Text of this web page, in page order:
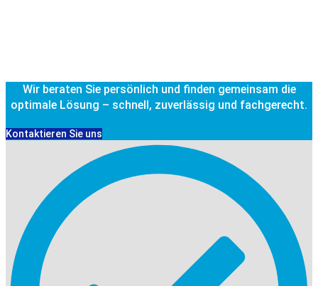
Wir beraten Sie persönlich und finden gemeinsam die
optimale Lösung – schnell, zuverlässig und fachgerecht.
Kontaktieren Sie uns